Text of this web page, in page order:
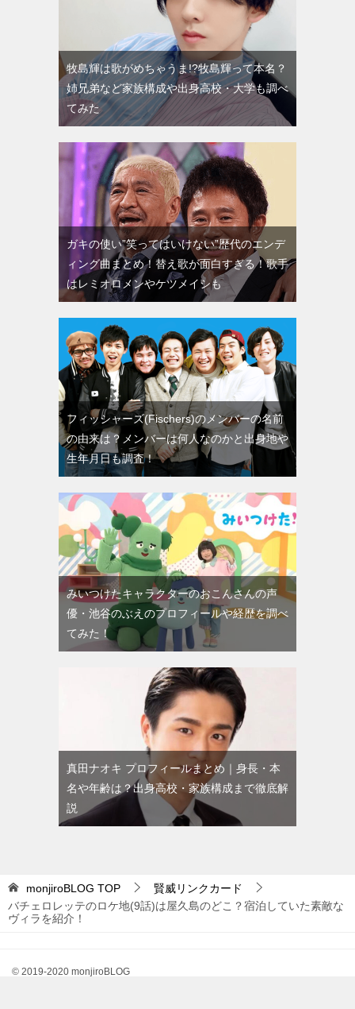
牧島輝は歌がめちゃうま!?牧島輝って本名？
姉兄弟など家族構成や出身高校・大学も調べ
てみた
ガキの使い”笑ってはいけない”歴代のエンデ
ィング曲まとめ！替え歌が面白すぎる！歌手
はレミオロメンやケツメイシも
フィッシャーズ(Fischers)のメンバーの名前
の由来は？メンバーは何人なのかと出身地や
生年月日も調査！
みいつけたキャラクターのおこんさんの声
優・池谷のぶえのプロフィールや経歴を調べ
てみた！
真田ナオキ プロフィールまとめ｜身長・本
名や年齢は？出身高校・家族構成まで徹底解
説
monjiroBLOG TOP
賢威リンクカード
バチェロレッテのロケ地(9話)は屋久島のどこ？宿泊していた素敵な
ヴィラを紹介！
© 2019-2020 monjiroBLOG